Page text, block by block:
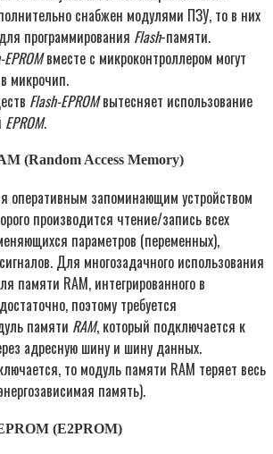
снабжен модулями ПЗУ, то в них
программирования Flash-памяти.
вместе с микроконтроллером могут
микрочип.
Flash-EPROMвытесняет использование
EPROM.
(Random Access Memory)
оперативным запоминающим устройством
производится чтение/запись всех
параметров (переменных),
Для многозадачного использования
памяти RAM, интегрированного в
поэтому требуется
памяти RAM, который подключается к
адресную шину и шину данных.
то модуль памяти RAM теряет весь
память).
(E2PROM)